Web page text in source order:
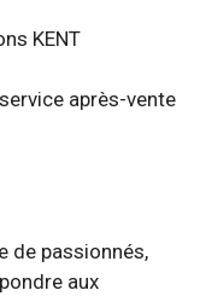
KENT
après-vente
de passionnés,
aux